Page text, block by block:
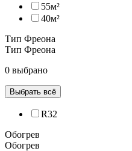
55м²
40м²
Тип Фреона
Тип Фреона
0 выбрано
Выбрать всё
R32
Обогрев
Обогрев